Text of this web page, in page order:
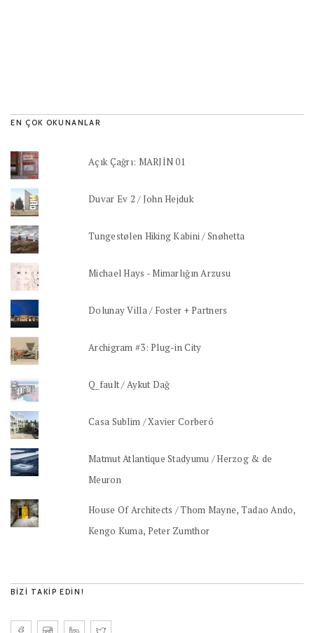
EN ÇOK OKUNANLAR
Açık Çağrı: MARJİN 01
Duvar Ev 2 / John Hejduk
Tungestølen Hiking Kabini / Snøhetta
Michael Hays - Mimarlığın Arzusu
Dolunay Villa / Foster + Partners
Archigram #3: Plug-in City
Q_fault / Aykut Dağ
Casa Sublim / Xavier Corberó
Matmut Atlantique Stadyumu / Herzog & de
Meuron
House Of Architects / Thom Mayne, Tadao Ando,
Kengo Kuma, Peter Zumthor
BIZI TAKIP EDIN!